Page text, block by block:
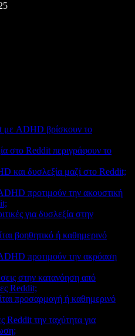
με ADHD βρίσκουν το
στο Reddit περιγράφουν το
και δυσλεξία μαζί στο Reddit;
προτιμούν την ακουστική
για δυσλεξία στην
βοηθητικό ή καθημερινό
ADHD προτιμούν την ακρόαση
στην κατανόηση από
Reddit;
προσαρμογή ή καθημερινό
Reddit την ταχύτητα για